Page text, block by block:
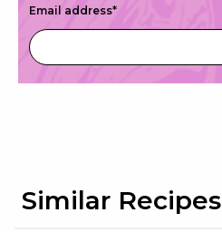
Email address*
Similar Recipes